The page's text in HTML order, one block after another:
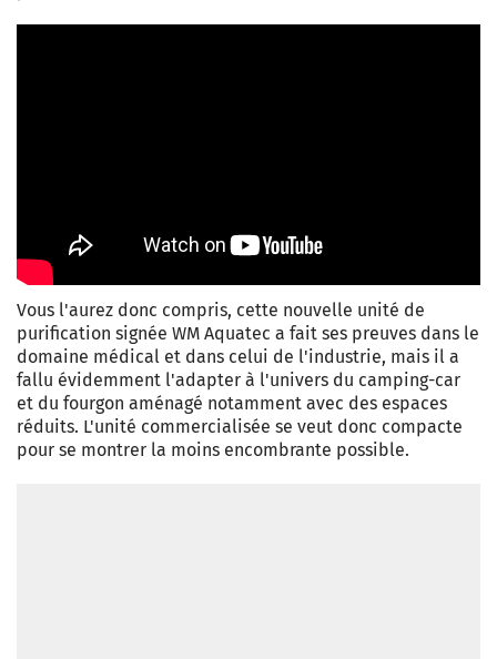
Vous l'aurez donc compris, cette nouvelle unité de
purification signée WM Aquatec a fait ses preuves dans le
domaine médical et dans celui de l'industrie, mais il a
fallu évidemment l'adapter à l'univers du camping-car
et du fourgon aménagé notamment avec des espaces
réduits. L'unité commercialisée se veut donc compacte
pour se montrer la moins encombrante possible.